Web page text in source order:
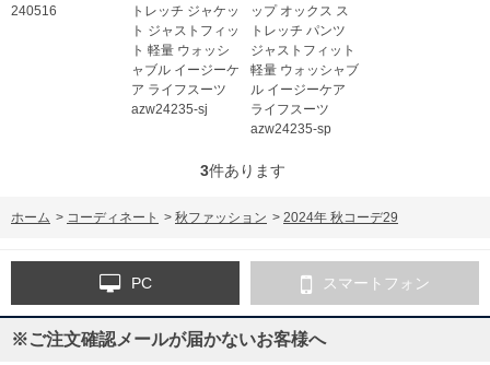
240516
トレッチ ジャケッ
ト ジャストフィッ
ト 軽量 ウォッシ
ャブル イージーケ
ア ライフスーツ
azw24235-sj
ップ オックス ス
トレッチ パンツ
ジャストフィット
軽量 ウォッシャブ
ル イージーケア
ライフスーツ
azw24235-sp
3件あります
ホーム > コーディネート > 秋ファッション > 2024年 秋コーデ29
PC スマートフォン
※ご注文確認メールが届かないお客様へ